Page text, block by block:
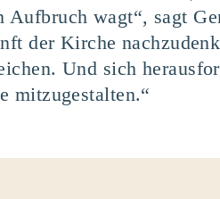
wagt“, sagt
der Kir­che
Und sich
mitzugestalten.“